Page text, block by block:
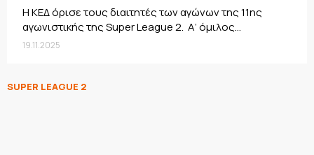
Η ΚΕΔ όρισε τους διαιτητές των αγώνων της 11ης
αγωνιστικής της Super League 2. Α’ όμιλος...
19.11.2025
SUPER LEAGUE 2